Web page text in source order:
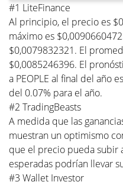
#1 LiteFinance
Al principio, el precio es
máximo es
$0,0079832321. El
$0,0085246396. El
a PEOPLE al final del año
del 0.07% para el año.
#2 TradingBeasts
A medida que las
muestran un optimismo
que el precio pueda subir
esperadas podrían llevar
#3 Wallet Investor